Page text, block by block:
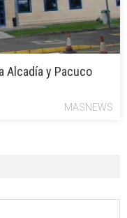
Alcadía y Pacuco
MASNEWS